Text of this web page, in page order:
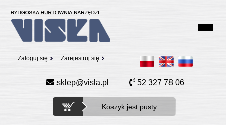
Zarejestruj się
Zaloguj się
sklep@visla.pl 52 327 78 06
Koszyk jest pusty